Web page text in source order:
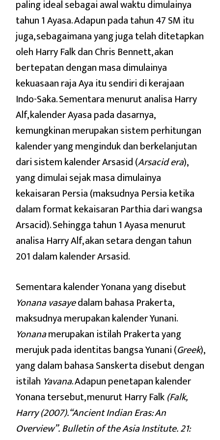
paling ideal sebagai awal waktu dimulainya
tahun 1 Ayasa. Adapun pada tahun 47 SM itu
juga, sebagaimana yang juga telah ditetapkan
oleh Harry Falk dan Chris Bennett, akan
bertepatan dengan masa dimulainya
kekuasaan raja Aya itu sendiri di kerajaan
Indo-Saka. Sementara menurut analisa Harry
Alf, kalender Ayasa pada dasarnya,
kemungkinan merupakan sistem perhitungan
kalender yang menginduk dan berkelanjutan
dari sistem kalender Arsasid (Arsacid era),
yang dimulai sejak masa dimulainya
kekaisaran Persia (maksudnya Persia ketika
dalam format kekaisaran Parthia dari wangsa
Arsacid). Sehingga tahun 1 Ayasa menurut
analisa Harry Alf, akan setara dengan tahun
201 dalam kalender Arsasid.
Sementara kalender Yonana yang disebut
Yonana vasayedalam bahasa Prakerta,
maksudnya merupakan kalender Yunani.
Yonanamerupakan istilah Prakerta yang
merujuk pada identitas bangsa Yunani (Greek),
yang dalam bahasa Sanskerta disebut dengan
istilah Yavana. Adapun penetapan kalender
Yonana tersebut, menurut Harry Falk(Falk,
Harry (2007). “Ancient Indian Eras: An
Overview”. Bulletin of the Asia Institute. 21: